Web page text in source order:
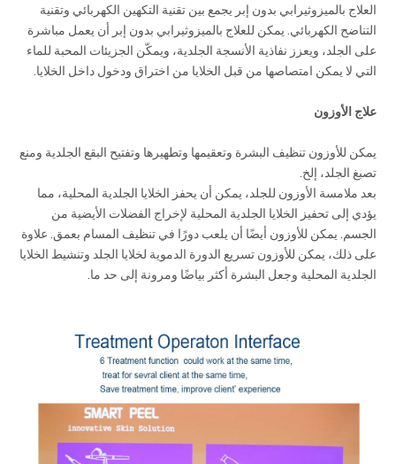
العلاج بالميزوثيرابي بدون إبر يجمع بين تقنية التكهين الكهربائي وتقنية
التناضح الكهربائي. يمكن للعلاج بالميزوثيرابي بدون إبر أن يعمل مباشرة
على الجلد، ويعزز نفاذية الأنسجة الجلدية، ويمكّن الجزيئات المحبة للماء
التي لا يمكن امتصاصها من قبل الخلايا من اختراق ودخول داخل الخلايا.
علاج الأوزون
يمكن للأوزون تنظيف البشرة وتعقيمها وتطهيرها وتفتيح البقع الجلدية ومنع
تصبغ الجلد، إلخ.
بعد ملامسة الأوزون للجلد، يمكن أن يحفز الخلايا الجلدية المحلية، مما
يؤدي إلى تحفيز الخلايا الجلدية المحلية لإخراج الفضلات الأيضية من
الجسم. يمكن للأوزون أيضًا أن يلعب دورًا في تنظيف المسام بعمق. علاوة
على ذلك، يمكن للأوزون تسريع الدورة الدموية لخلايا الجلد وتنشيط الخلايا
الجلدية المحلية وجعل البشرة أكثر بياضًا ومرونة إلى حد ما.